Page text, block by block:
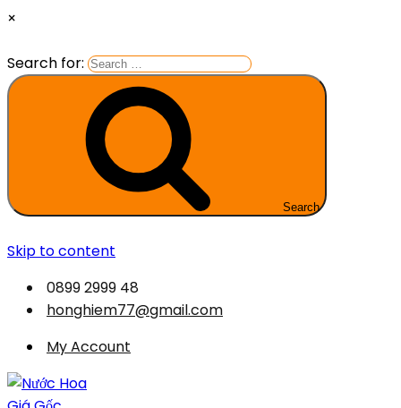
×
Search for:
Search
Skip to content
0899 2999 48
honghiem77@gmail.com
My Account